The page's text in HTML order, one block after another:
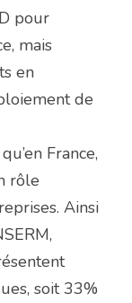
pour
mais
en
de
France,
rôle
Ainsi
soit 33%